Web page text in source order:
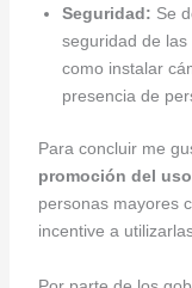
Seguridad: Se
seguridad de las
como instalar
presencia de
Para concluir me
promoción del
personas mayores
incentive a